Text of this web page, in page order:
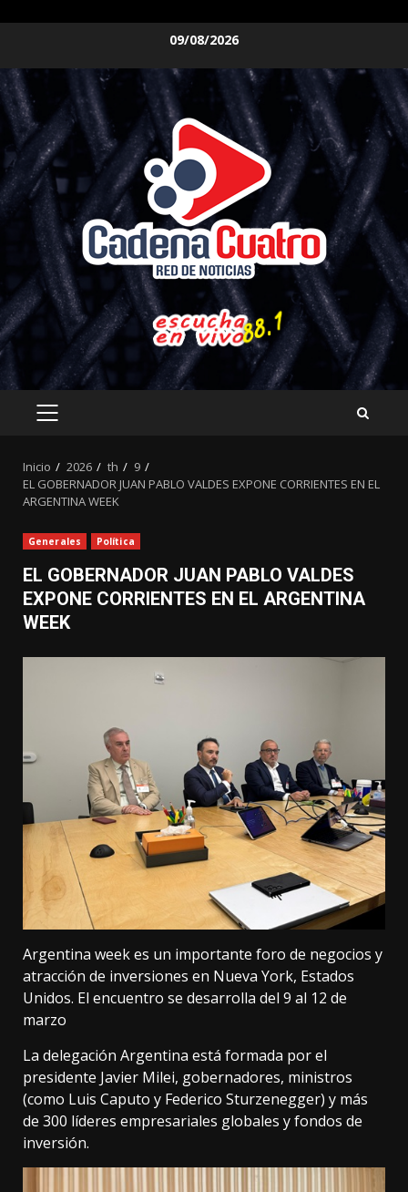
contenido
09/08/2026
MENÚ
Inicio 2026 th
9
EL GOBERNADOR JUAN PABLO VALDES EXPONE CORRIENTES EN EL
ARGENTINA WEEK
Generales Política
EL GOBERNADOR JUAN PABLO VALDES
EXPONE CORRIENTES EN EL ARGENTINA
WEEK
Argentina week es un importante foro de negocios y
atracción de inversiones en Nueva York, Estados
Unidos. El encuentro se desarrolla del 9 al 12 de
marzo
La delegación Argentina está formada por el
presidente Javier Milei, gobernadores, ministros
(como Luis Caputo y Federico Sturzenegger) y más
de 300 líderes empresariales globales y fondos de
inversión.